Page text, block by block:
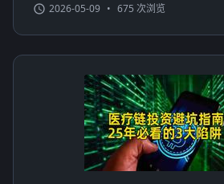
2026-05-09 • 675 次浏览